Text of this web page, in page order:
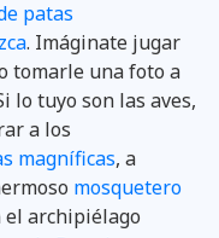
patas
. Imáginate jugar
tomarle una foto a
lo tuyo son las aves,
a los
magníficas, a
mosquetero
el archipiélago